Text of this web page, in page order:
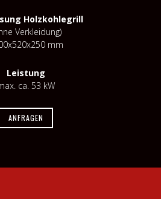
Holzkohlegrill
Verkleidung)
mm
Leistung
ca. 53 kW
ANFRAGEN